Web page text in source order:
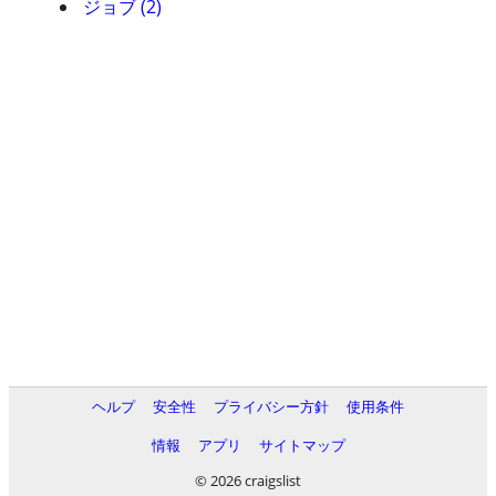
ジョブ (2)
ヘルプ 安全性 プライバシー方針
使用条件
情報
アプリ
サイトマップ
© 2026 craigslist